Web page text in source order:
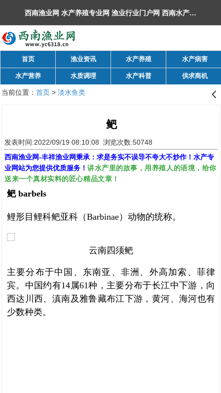
西南渔业网 水产养殖专业网 渔业行业门户网 ​西南水产网 丰祥渔业网 永川水花网，欢迎光临！
首页 渔业资讯 水产养殖 水产病害
水产营养 水质调理 水产科普 供求商机
当前位置： 首页> 淡水鱼类 󰊒
鲃
发表时间:2022/09/19 08:10:08 浏览次数:50748
西南渔业网-丰祥渔业网秉承：求是务实不误导不夸大不炒作！水产专
业网站为您提供优质服务！ 讲水产里的故事，用养殖人的语境，给你
送来一个真材实料的匠心精品文章！
鲃 barbels
鲤形目鲤科鲃亚科（Barbinae）动物的统称。
云南四须鲃
主要分布于中国、东南亚、非洲、外高加索、菲律
宾。中国约有14属61种，主要分布于长江中下游，向
西达川西、滇南及雅鲁藏布江下游，黄河、海河也有
少数种类。